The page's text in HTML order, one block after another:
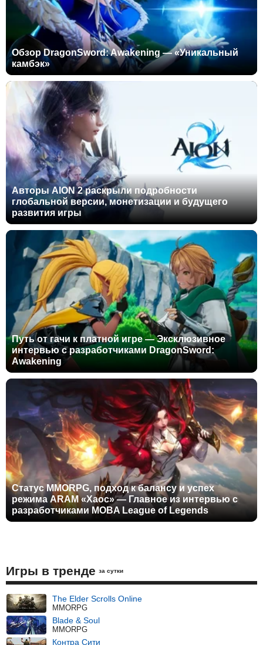
Обзор DragonSword: Awakening — «Уникальный
камбэк»
Авторы AION 2 раскрыли подробности
глобальной версии, монетизации и будущего
развития игры
Путь от гачи к платной игре — Эксклюзивное
интервью с разработчиками DragonSword:
Awakening
Статус MMORPG, подход к балансу и успех
режима ARAM «Хаос» — Главное из интервью с
разработчиками MOBA League of Legends
Игры в тренде за сутки
The Elder Scrolls Online
MMORPG
Blade & Soul
MMORPG
Контра Сити